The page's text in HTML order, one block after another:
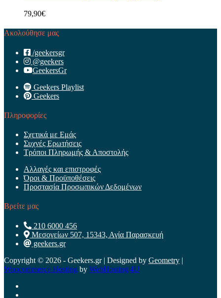
79,90€
Ακολούθησε μας
/geekersgr
@geekers
GeekersGr
Geekers Playlist
Geekers
Πληροφορίες
Σχετικά με Εμάς
Συχνές Ερωτήσεις
Τρόποι Πληρωμής & Αποστολής
Αλλαγές και επιστροφές
Όροι & Προϋποθέσεις
Προστασία Προσωπικών Δεδομένων
Βρείτε μας
210 6000 456
Μεσογείων 507, 15343, Αγία Παρασκευή
geekers.gr
Copyright © 2026 - Geekers.gr | Designed by Geometry |
Woocommerce Hosting by WebHosting|4U